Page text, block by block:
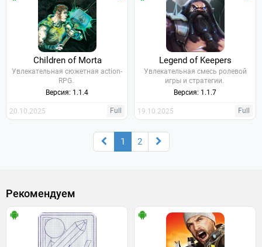
Children of Morta
Увлекательная сюжетная action-
RPG.
Версия: 1.1.4
20.10.2025 Full
Legend of Keepers
Увлекательная смесь ролевой
игры и стратегии.
Версия: 1.1.7
19.10.2025 Full
1 2
Рекомендуем